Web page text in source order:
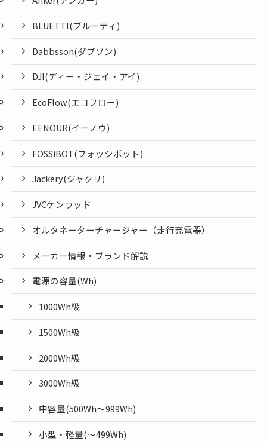
BLUETTI(ブルーティ)
Dabbsson(ダブソン)
DJI(ディー・ジェイ・アイ)
EcoFlow(エコフロー)
EENOUR(イーノウ)
FOSSiBOT(フォッシボット)
Jackery(ジャクリ)
JVCケンウッド
オルタネーターチャージャー（走行充電器）
メーカー情報・ブランド解説
電源の容量(Wh)
1000Wh級
1500Wh級
2000Wh級
3000Wh級
中容量(500Wh～999Wh)
小型・軽量(〜499Wh)